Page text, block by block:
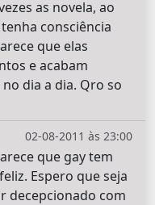
as novela, ao
consciência
que elas
e acabam
dia a dia. Qro so
02-08-2011 às 23:00
que gay tem
Espero que seja
decepcionado com